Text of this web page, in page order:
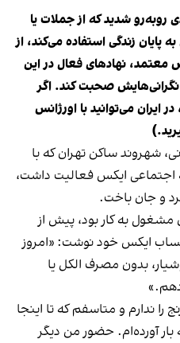
روبه‌رو شدید که از جملات یا
پایان زندگی استفاده می‌کند، از
نهادهای فعال در این
نگرانی‌هایش صحبت کند. اگر
ایران می‌توانید با اورژانس
شهروند ساکن تهران که با
اجتماعی ایکس فعالیت داشت،
مشغول به کار بود، پیش از
ایکس خود نوشت: «امروز
بدون مصرف الکل یا
را ندارم و متاسفم که تا اینجا
بار آورده‌ام. حضور من دیگر